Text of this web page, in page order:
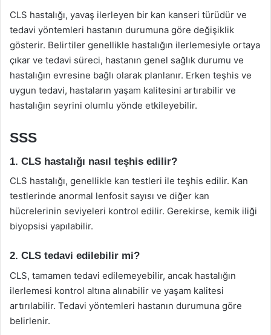
CLS hastalığı, yavaş ilerleyen bir kan kanseri türüdür ve
tedavi yöntemleri hastanın durumuna göre değişiklik
gösterir. Belirtiler genellikle hastalığın ilerlemesiyle ortaya
çıkar ve tedavi süreci, hastanın genel sağlık durumu ve
hastalığın evresine bağlı olarak planlanır. Erken teşhis ve
uygun tedavi, hastaların yaşam kalitesini artırabilir ve
hastalığın seyrini olumlu yönde etkileyebilir.
SSS
1. CLS hastalığı nasıl teşhis edilir?
CLS hastalığı, genellikle kan testleri ile teşhis edilir. Kan
testlerinde anormal lenfosit sayısı ve diğer kan
hücrelerinin seviyeleri kontrol edilir. Gerekirse, kemik iliği
biyopsisi yapılabilir.
2. CLS tedavi edilebilir mi?
CLS, tamamen tedavi edilemeyebilir, ancak hastalığın
ilerlemesi kontrol altına alınabilir ve yaşam kalitesi
artırılabilir. Tedavi yöntemleri hastanın durumuna göre
belirlenir.